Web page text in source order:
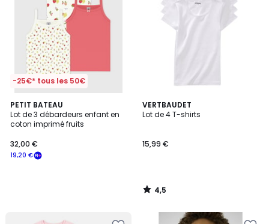
-25€* tous les 50€
PETIT BATEAU
Lot de 3 débardeurs enfant en
coton imprimé fruits
19,20 €
32,00 €
VERTBAUDET
Lot de 4 T-shirts
15,99 €
4,5
/ 5
4,5
/